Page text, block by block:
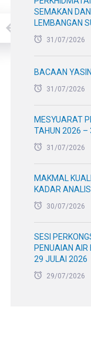
SEMAKAN DAN
LEMBANGAN
31/07/2026
BACAAN
31/07/2026
MESYUARAT
TAHUN 2026 –
31/07/2026
MAKMAL
KADAR
30/07/2026
SESI
PENUAIAN
29 JULAI 2026
29/07/2026